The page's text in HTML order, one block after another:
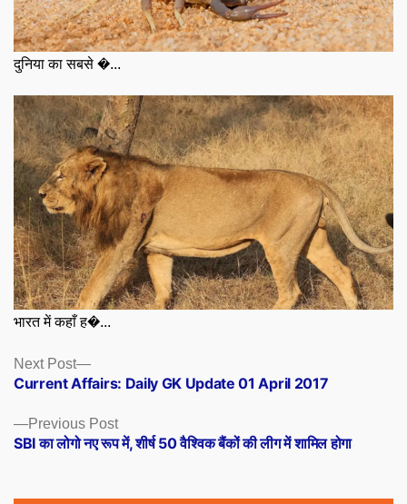
दुनिया का सबसे �...
भारत में कहाँ ह�...
Posts
navigation
Previous PostPrevious
post:
SBI का लोगो नए रूप में, शीर्ष 50 वैश्विक बैंकों की लीग में शामिल होगा
Next Post
Next
post:
Current Affairs: Daily GK Update 01 April 2017